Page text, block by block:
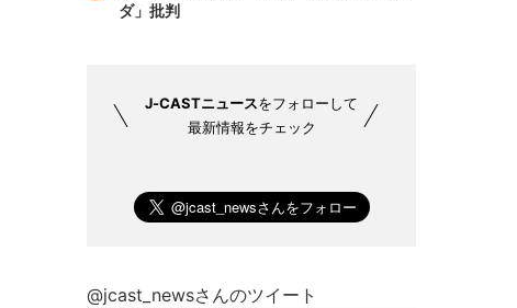
ダ」批判
J-CASTニュースをフォローして
最新情報をチェック
@jcast_newsさんのツイート